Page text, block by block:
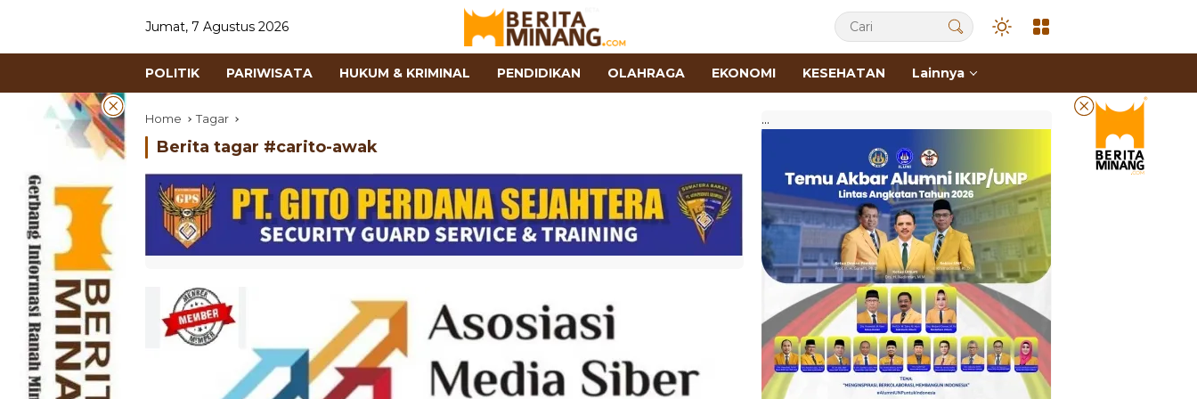
Jumat, 7 Agustus 2026
POLITIK PARIWISATA HUKUM & KRIMINAL PENDIDIKAN OLAHRAGA EKONOMI KESEHATAN Lainnya
Home Tagar
Berita tagar #carito-awak
...